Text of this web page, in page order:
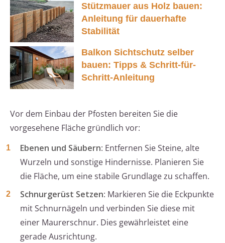
Stützmauer aus Holz bauen:
Anleitung für dauerhafte
Stabilität
Balkon Sichtschutz selber
bauen: Tipps & Schritt-für-
Schritt-Anleitung
Vor dem Einbau der Pfosten bereiten Sie die
vorgesehene Fläche gründlich vor:
Ebenen und Säubern: Entfernen Sie Steine, alte
Wurzeln und sonstige Hindernisse. Planieren Sie
die Fläche, um eine stabile Grundlage zu schaffen.
Schnurgerüst Setzen: Markieren Sie die Eckpunkte
mit Schnurnägeln und verbinden Sie diese mit
einer Maurerschnur. Dies gewährleistet eine
gerade Ausrichtung.